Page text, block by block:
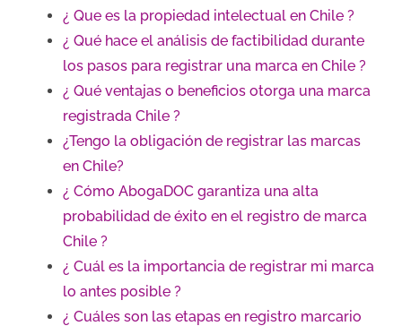
¿ Que es la propiedad intelectual en Chile ?
¿ Qué hace el análisis de factibilidad durante
los pasos para registrar una marca en Chile ?
¿ Qué ventajas o beneficios otorga una marca
registrada Chile ?
¿Tengo la obligación de registrar las marcas
en Chile?
¿ Cómo AbogaDOC garantiza una alta
probabilidad de éxito en el registro de marca
Chile ?
¿ Cuál es la importancia de registrar mi marca
lo antes posible ?
¿ Cuáles son las etapas en registro marcario